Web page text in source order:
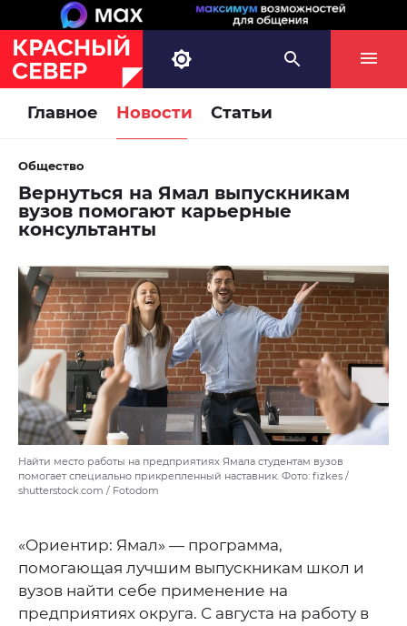
Главное Новости Статьи
Общество
Вернуться на Ямал выпускникам
вузов помогают карьерные
консультанты
Найти место работы на предприятиях Ямала студентам вузов
помогает специально прикрепленный наставник. Фото: fizkes /
shutterstock.com / Fotodom
«Ориентир: Ямал» — программа,
помогающая лучшим выпускникам школ и
вузов найти себе применение на
предприятиях округа. С августа на работу в